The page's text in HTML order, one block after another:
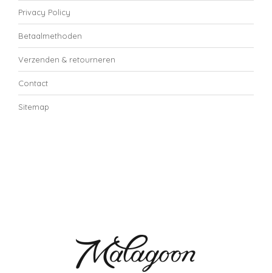
Privacy Policy
Betaalmethoden
Verzenden & retourneren
Contact
Sitemap